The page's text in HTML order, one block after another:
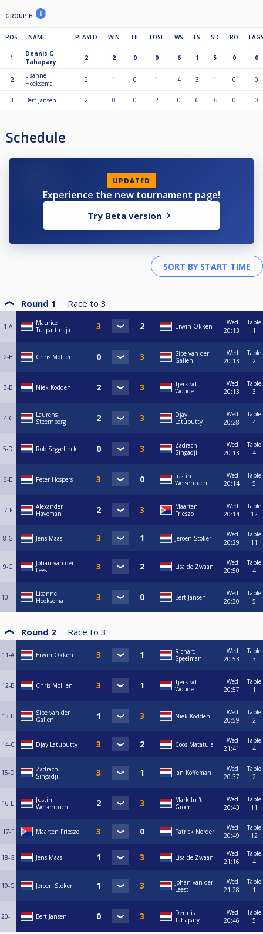
GROUP H
POS NAME PLAYED WIN TIE LOSE WS LS SD RO
1
Dennis G
Tahapary
2 2 0 0 6 1 5 0 0
2
Lisanne
Hoeksema
2 1 0 1 4 3 1 0 0
3 Bert Jansen 2 0 0 2 0 6 -6 0 0
Schedule
UPDATED
Experience the new tournament page!
Try Beta version
Round 1 Race to 3
1-A
Maurice
Tuapattinaja
Erwin Okken
Wed
20:13
Table
1
2-B Chris Mollien
Sibe van der
Galien
Wed
20:13
Table
2
3-B Niek Kodden
Tjerk vd
Woude
Wed
20:13
Table
3
4-C
Laurens
Steernberg
Djay
Latuputty
Wed
20:28
Table
4
5-D Rob Seggelinck
Zadrach
Singadji
Wed
20:13
Table
4
6-E Peter Hospers
Justin
Weisenbach
Wed
20:14
Table
5
7-F
Alexander
Haveman
Maarten
Frieszo
Wed
20:14
Table
12
8-G Jens Maas Jeroen Stoker
Wed
20:29
Table
11
9-G
Johan van der
Leest
Lisa de Zwaan
Wed
20:50
Table
4
10-H
Lisanne
Hoeksema
Bert Jansen
Wed
20:30
Table
5
Round 2 Race to 3
11-A Erwin Okken
Richard
Speelman
Wed
20:53
Table
3
12-B Chris Mollien
Tjerk vd
Woude
Wed
20:57
Table
1
13-B
Sibe van der
Galien
Niek Kodden
Wed
20:59
Table
2
14-C Djay Latuputty Coos Matatula
Wed
21:41
Table
4
15-D
Zadrach
Singadji
Jan Koffeman
Wed
20:37
Table
2
16-E
Justin
Weisenbach
Mark In 't
Groen
Wed
20:43
Table
11
17-F Maarten Frieszo Patrick Norder
Wed
20:49
Table
12
18-G Jens Maas Lisa de Zwaan
Wed
21:16
Table
4
19-G Jeroen Stoker
Johan van der
Leest
Wed
21:28
Table
1
20-H Bert Jansen
Dennis
Tahapary
Wed
20:46
Table
5